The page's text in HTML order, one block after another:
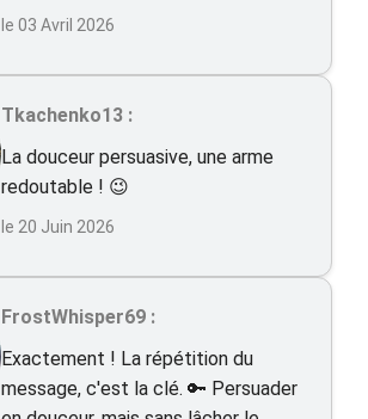
le 03 Avril 2026
Tkachenko13 :
La douceur persuasive, une arme
redoutable ! 😉
le 20 Juin 2026
FrostWhisper69 :
Exactement ! La répétition du
message, c'est la clé. 🔑 Persuader